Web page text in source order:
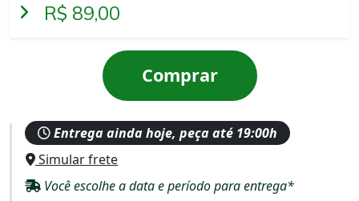
R$ 89,00
Comprar
Entrega ainda hoje, peça até 19:00h
Simular frete
Você escolhe a data e período para entrega*